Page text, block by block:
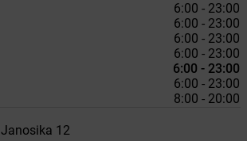
6:00 - 23:00
6:00 - 23:00
6:00 - 23:00
6:00 - 23:00
6:00 - 23:00
6:00 - 23:00
8:00 - 20:00
Janosika 12